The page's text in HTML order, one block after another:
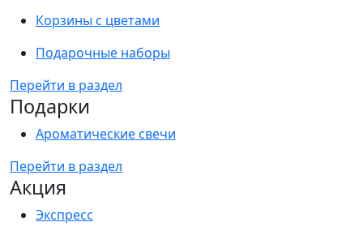
Корзины с цветами
Подарочные наборы
Перейти в раздел
Подарки
Ароматические свечи
Перейти в раздел
Акция
Экспресс